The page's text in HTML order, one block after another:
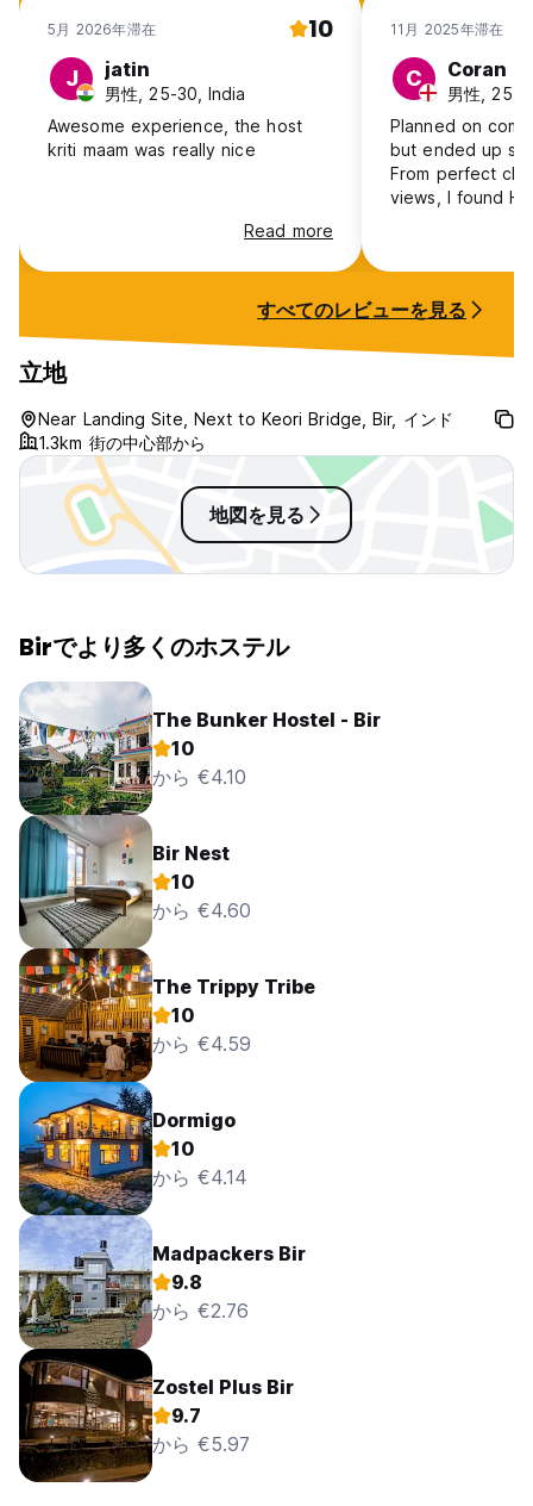
5月 2026年滞在 10
J jatin
男性, 25-30, India
Awesome experience, the host
kriti maam was really nice
Read more
11月 2025年滞在
C Coran
男性, 25-
Planned on
but ended up
From perfect
views, I found
All three of the
manager is very
experiences for
the area
springs,
good for nice
すべてのレビューを見る
立地
Near Landing Site, Next to Keori Bridge, Bir, インド
1.3km 街の中心部から
地図を見る
Birでより多くのホステル
The Bunker Hostel - Bir
10
から €4.10
Bir Nest
10
から €4.60
The Trippy Tribe
10
から €4.59
Dormigo
10
から €4.14
Madpackers Bir
9.8
から €2.76
Zostel Plus Bir
9.7
から €5.97